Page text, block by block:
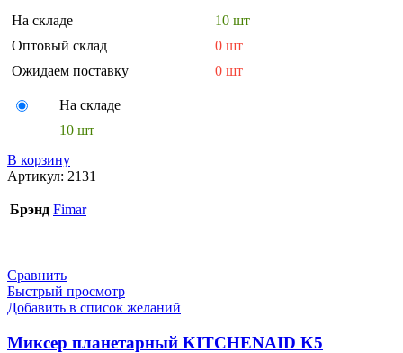
На складе
10 шт
Оптовый склад
0 шт
Ожидаем поставку
0 шт
На складе
10 шт
В корзину
Артикул: 2131
Брэнд Fimar
Сравнить
Быстрый просмотр
Добавить в список желаний
Миксер планетарный KITCHENAID K5